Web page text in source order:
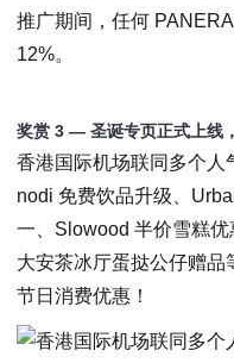
推广期间，任何
12%。
奖赏 3 — 圣诞专页正式上线
香港国际机场联同多个人
nodi 免费饮品升级、
一、Slowood 半价雪糕
大安茶冰厅蛋挞公仔赠品
节日消费优惠！